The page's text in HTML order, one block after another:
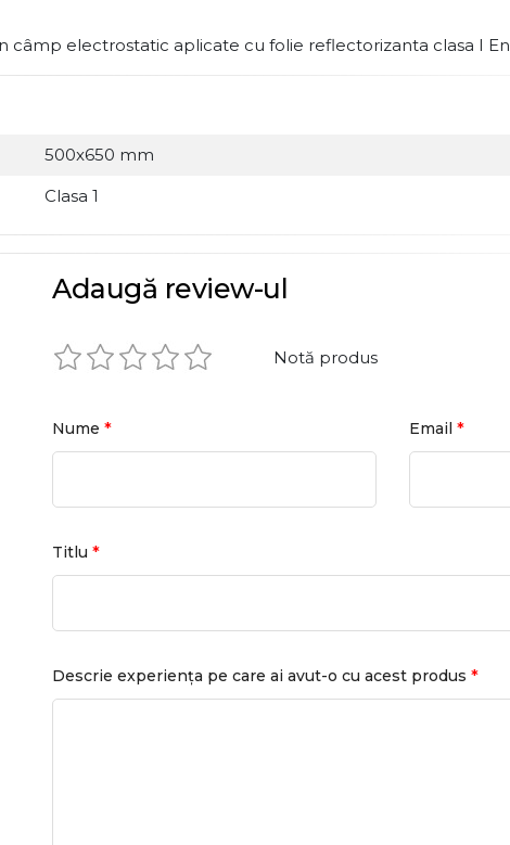
electrostatic aplicate cu folie reflectorizanta clasa I
500x650 mm
Clasa 1
Adaugă review-ul
Notă produs
Nume * Email *
Titlu *
Descrie experiența pe care ai avut-o cu acest produs *